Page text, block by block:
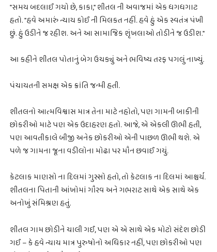
"સમય બદલાઈ ગયો છે, કાકા," શીતલ ની અવાજમાં એક ધગધગાટ
હતો. "હવે અમારું ન્યાય કોઈ ની મિલકત નહીં. હવે હું એક સ્વતંત્ર પંખી
છું. હું ઉડીને જ રહીશ. અને આ સામાજિક શૃંખલાઓ તોડીને જ ઉડીશ."
આ કહીને શીતલ પોતાનું બેગ ઉચક્યું અને ભવિષ્ય તરફ પગલું નાખ્યું.
પંચાયતની સમક્ષ એક ક્રાંતિ જન્મી હતી.
શીતલનો આત્મવિશ્વાસ માત્ર તેના માટે નહોતો, પણ ગામની બાકીની
છોકરીઓ માટે પણ એક ઉદાહરણ હતો. આજે, એ એકલી ઊભી હતી,
પણ આવતીકાલે બીજી અનેક છોકરીઓ એની પાછળ ઊભી થશે. એ
પળે જ ગામના જૂના વડીલોના મોઢા પર મૌન છવાઈ ગયું.
કેટલાક માણસો ના દિલમાં ગુસ્સો હતો, તો કેટલાક ના દિલમાં આશ્ચર્ય.
શીતલના પિતાની આંખોમાં ગૌરવ અને ગભરાટ સાથે એક સાથે એક
અનોખું સંમિશ્રણ હતું.
શીતલ ગામ છોડીને ચાલી ગઈ, પણ એ એ સાથે એક મોટો સંદેશ છોડી
ગઈ – કે હવે ન્યાય માત્ર પુરુષોનો અધિકાર નહીં, પણ છોકરીઓ પણ